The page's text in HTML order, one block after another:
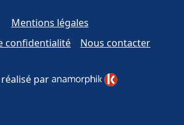
Mentions légales
confidentialité
Nous contacter
par